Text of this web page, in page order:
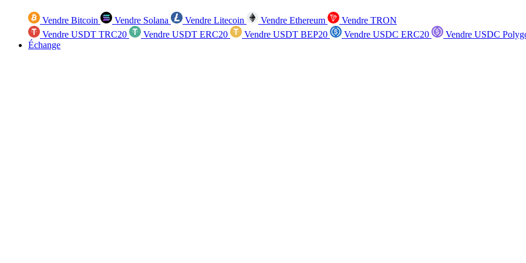
Vendre Bitcoin Vendre Solana Vendre Litecoin Vendre Ethereum
Vendre TRON
Vendre USDT TRC20
Vendre USDT ERC20 Vendre USDT BEP20 Vendre USDC ERC20
Vendre USDC
Échange